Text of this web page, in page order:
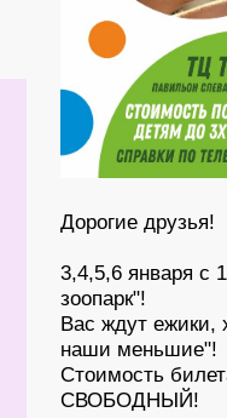
Дорогие друзья!
3,4,5,6 января с
зоопарк"!
Вас ждут ежики,
наши меньшие"!
Стоимость
СВОБОДНЫЙ!